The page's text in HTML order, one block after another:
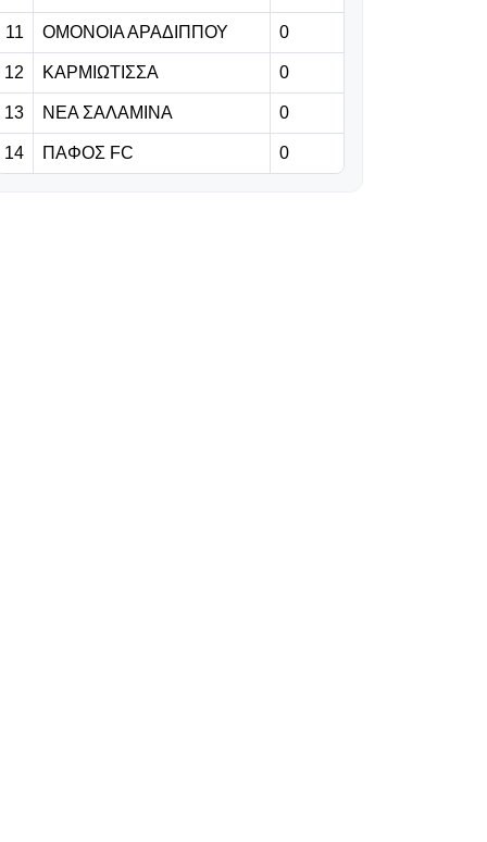
βασιστούμε σε
όλους τους
παίκτες μας»
06.08.2026 | 23:06
Έχασε από την
Άντερλεχτ ο
11 ΟΜΟΝΟΙΑ ΑΡΑΔΙΠΠΟΥ 0
12 ΚΑΡΜΙΩΤΙΣΣΑ 0
13 ΝΕΑ ΣΑΛΑΜΙΝΑ 0
14 ΠΑΦΟΣ FC 0